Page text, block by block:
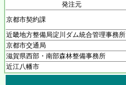
発注元
京都市契約課
近畿地方整備局淀川ダム統合管理事務所
京都市交通局
滋賀県西部・南部森林整備事務所
近江八幡市